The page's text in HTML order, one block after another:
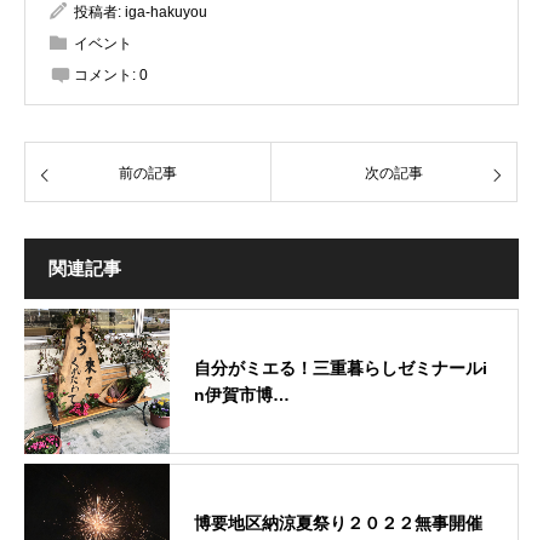
投稿者: iga-hakuyou
イベント
コメント: 0
前の記事 次の記事
関連記事
自分がミエる！三重暮らしゼミナールi
n伊賀市博…
博要地区納涼夏祭り２０２２無事開催